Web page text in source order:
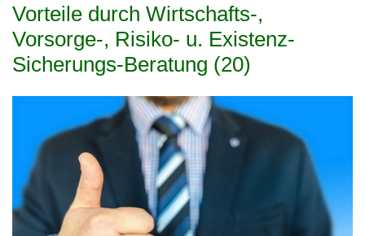
Vorteile durch Wirtschafts-,
Vorsorge-, Risiko- u. Existenz-
Sicherungs-Beratung (20)